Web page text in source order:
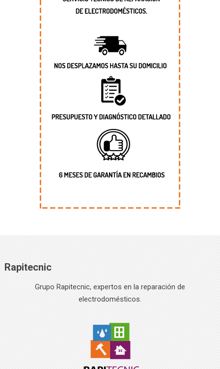
Rapitecnic
Grupo Rapitecnic, expertos en la reparación de
electrodomésticos.